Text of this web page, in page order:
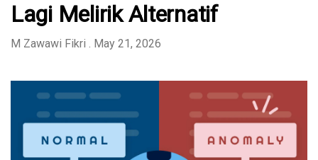
Lagi Melirik Alternatif
M Zawawi Fikri . May 21, 2026